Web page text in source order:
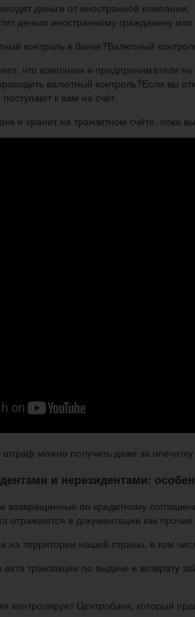
деньги от иностранной компании;
деньги иностранному гражданину
контроль в банке?Валютный
что компании и предприниматели
валютный контроль?Если вы
поступают к вам на счёт.
и хранит на транзитном счёте,
можно получить даже за опечатку
и нерезидентами:
возвращенные по кредитному
отражаются в документации как
на территории нашей страны, в том
акта транзакции по выдаче и
контролирует Центробанк, который